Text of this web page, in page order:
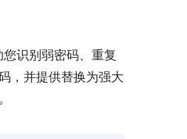
识别弱密码、重复
，并提供替换为强大